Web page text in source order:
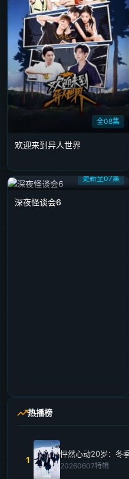
全08集
欢迎来到异人世界
更新至07集
深夜怪谈会6
热播榜
1
怦然心动20岁：冬
20260607特辑